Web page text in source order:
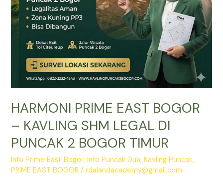
HARMONI PRIME EAST BOGOR
– KAVLING SHM LEGAL DI
PUNCAK 2 BOGOR TIMUR
Info Prime East Bogor,Info Puncak Dua,Kavling Puncak,
PRIME EAST BOGOR /rdalandacademy@gmail.com
2
BOGOR